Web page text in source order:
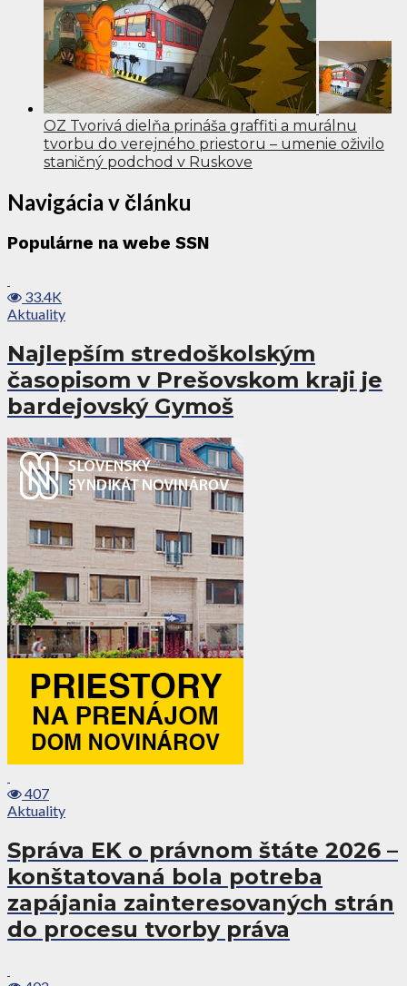
OZ Tvorivá dielňa prináša graffiti a murálnu
tvorbu do verejného priestoru – umenie oživilo
staničný podchod v Ruskove
Navigácia v článku
Populárne na webe SSN
33.4K
Aktuality
Najlepším stredoškolským
časopisom v Prešovskom kraji je
bardejovský Gymoš
407
Aktuality
Správa EK o právnom štáte 2026 –
konštatovaná bola potreba
zapájania zainteresovaných strán
do procesu tvorby práva